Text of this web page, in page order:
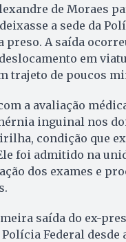
de Moraes
a sede da
preso. A saída
em
trajeto de poucos
a avaliação
inguinal nos
condição que
foi admitido na
dos exames e
saída do ex-
Federal desde